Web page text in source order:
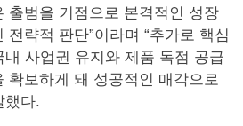
출범을 기점으로 본격적인 성장
략적 판단”이라며 “추가로 핵심
사업권 유지와 제품 독점 공급
확보하게 돼 성공적인 매각으로
했다.